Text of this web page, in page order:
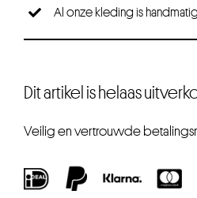
Al onze kleding is
Dit artikel is helaas
Veilig en vertrouwde